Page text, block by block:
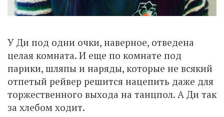
У Ди под одни очки, наверное, отведена
целая комната. И еще по комнате под
парики, шляпы и наряды, которые не всякий
отпетый рейвер решится нацепить даже для
торжественного выхода на танцпол. А Ди так
за хлебом ходит.